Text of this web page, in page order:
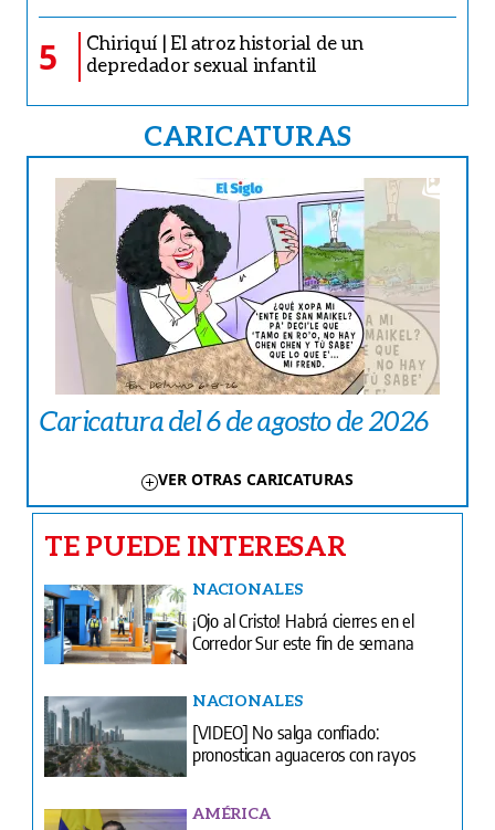
5
Chiriquí | El atroz historial de un
depredador sexual infantil
CARICATURAS
Caricatura del 6 de agosto de 2026
VER OTRAS CARICATURAS
TE PUEDE INTERESAR
NACIONALES
¡Ojo al Cristo! Habrá cierres en el
Corredor Sur este fin de semana
NACIONALES
[VIDEO] No salga confiado:
pronostican aguaceros con rayos
AMÉRICA